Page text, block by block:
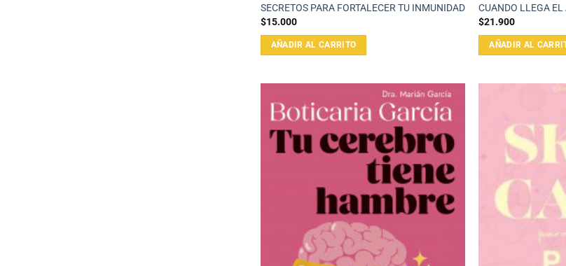
SECRETOS PARA FORTALECER TU INMUNIDAD
$15.000
AÑADIR AL CARRITO
CUANDO LLEGA
$21.900
AÑADIR AL